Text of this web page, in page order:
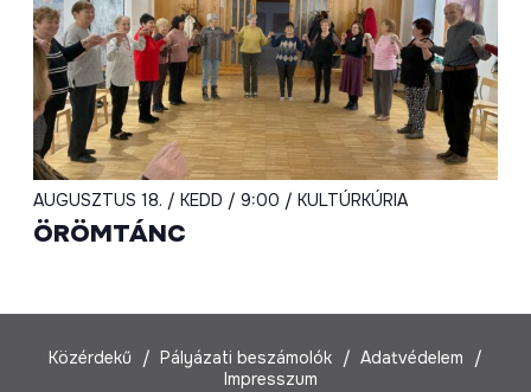
AUGUSZTUS 18. / KEDD / 9:00 / KULTÚRKÚRIA
ÖRÖMTÁNC
Közérdekű Pályázati beszámolók
Adatvédelem
Impresszum